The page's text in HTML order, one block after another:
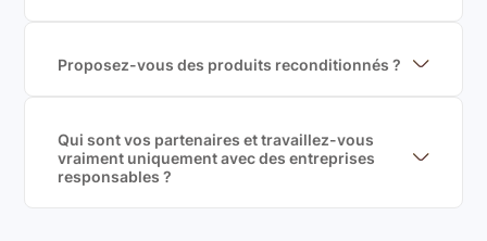
garantir le meilleur prix de rachat. De plus, nous
sommes rémunéré à la commission sur la valeur de
Proposez-vous des produits reconditionnés ?
produits officiels de grandes marques et du
reconditionné de haute qualité
Qui sont vos partenaires et travaillez-vous
vraiment uniquement avec des entreprises
responsables ?